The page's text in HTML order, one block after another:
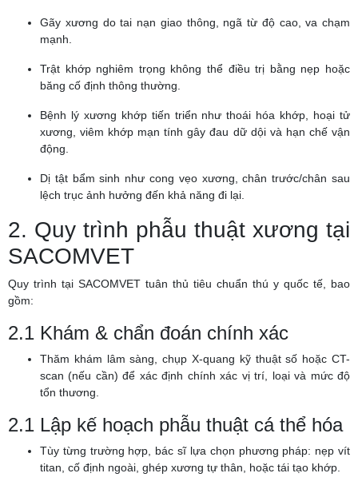
Gãy xương do tai nạn giao thông, ngã từ độ cao, va chạm
mạnh.
Trật khớp nghiêm trọng không thể điều trị bằng nẹp hoặc
băng cố định thông thường.
Bệnh lý xương khớp tiến triển như thoái hóa khớp, hoại tử
xương, viêm khớp mạn tính gây đau dữ dội và hạn chế vận
động.
Dị tật bẩm sinh như cong vẹo xương, chân trước/chân sau
lệch trục ảnh hưởng đến khả năng đi lại.
2. Quy trình phẫu thuật xương tại
SACOMVET
Quy trình tại SACOMVET tuân thủ tiêu chuẩn thú y quốc tế, bao
gồm:
2.1 Khám & chẩn đoán chính xác
Thăm khám lâm sàng, chụp X-quang kỹ thuật số hoặc CT-
scan (nếu cần) để xác định chính xác vị trí, loại và mức độ
tổn thương.
2.1 Lập kế hoạch phẫu thuật cá thể hóa
Tùy từng trường hợp, bác sĩ lựa chọn phương pháp: nẹp vít
titan, cố định ngoài, ghép xương tự thân, hoặc tái tạo khớp.